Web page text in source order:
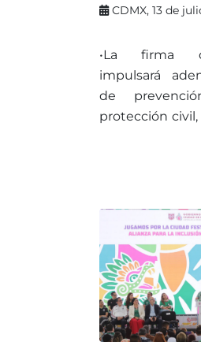
PUNTO
CDMX, 13 de
•La firma
impulsará
de
protección